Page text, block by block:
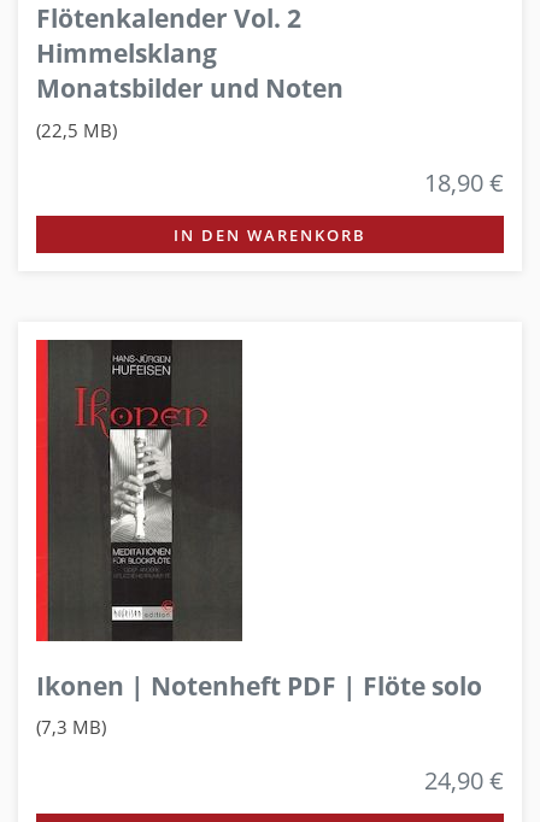
Flötenkalender Vol. 2
Himmelsklang
Monatsbilder und Noten
(22,5 MB)
18,90 €
IN DEN WARENKORB
Ikonen | Notenheft PDF | Flöte solo
(7,3 MB)
24,90 €